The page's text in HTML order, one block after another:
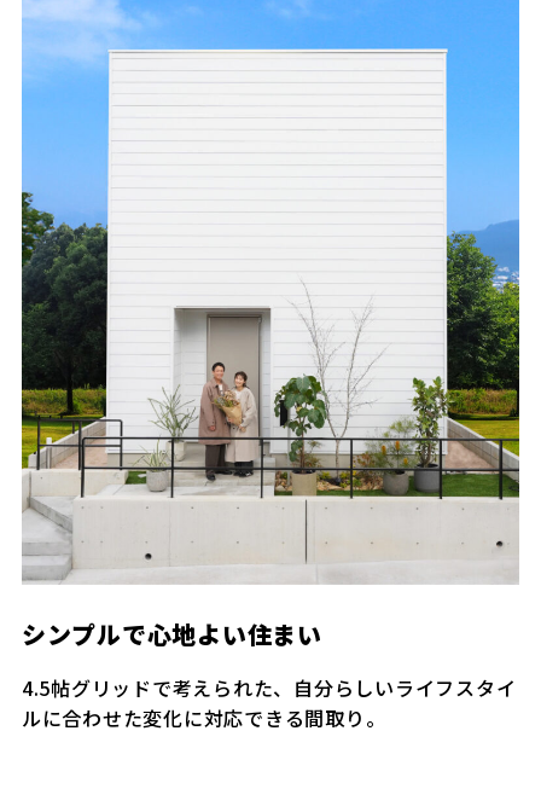
シンプルで心地よい住まい
4.5帖グリッドで考えられた、自分らしいライフスタイ
ルに合わせた変化に対応できる間取り。